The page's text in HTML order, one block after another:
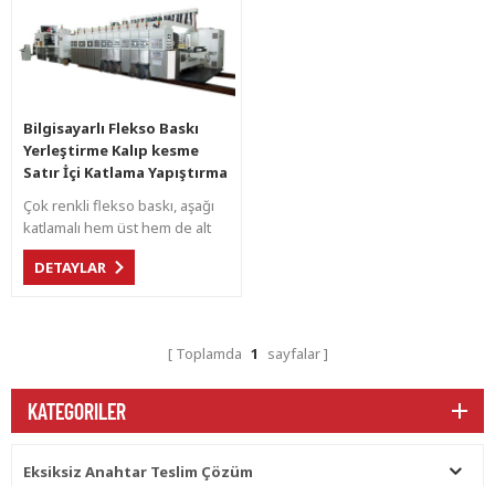
Bilgisayarlı Flekso Baskı
Yerleştirme Kalıp kesme
Satır İçi Katlama Yapıştırma
Çok renkli flekso baskı, aşağı
katlamalı hem üst hem de alt
baskıyı içerir, hem iç hem de dış
karton kutu baskı ihtiyaçlarını
DETAYLAR
Toplamda 1 sayfalar
KATEGORILER
Eksiksiz Anahtar Teslim Çözüm